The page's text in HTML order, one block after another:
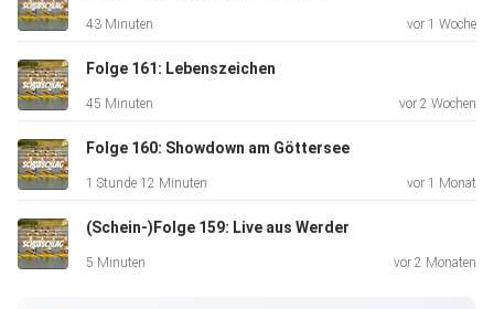
43 Minuten vor 1 Woche
Folge 161: Lebenszeichen
45 Minuten vor 2 Wochen
Folge 160: Showdown am Göttersee
1 Stunde 12 Minuten vor 1 Monat
(Schein-)Folge 159: Live aus Werder
5 Minuten vor 2 Monaten